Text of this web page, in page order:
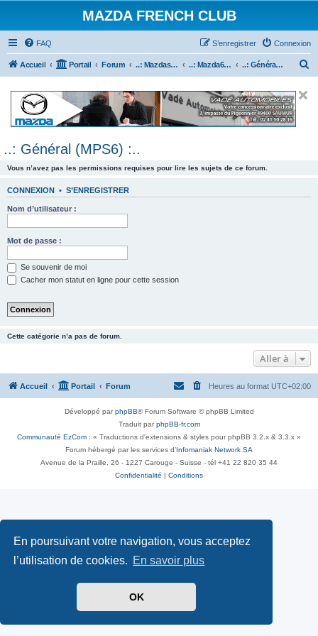
En poursuivant votre navigation, vous acceptez
l’utilisation de cookies. En savoir plus
OK
MAZDA FRENCH CLUB
FAQ Connexion
S’enregistrer
Accueil Portail Forum ..: Mazdaspeed & MPS :.. ..: Mazda6 MPS & Mazdaspeed 6 :.. ..: Général (MPS6) :..
e
..: Général (MPS6) :..
Vous n’avez pas les permissions requises pour lire les sujets de ce forum.
CONNEXION • S’ENREGISTRER
Nom d’utilisateur :
Mot de passe :
Se souvenir de moi
Cacher mon statut en ligne pour cette session
Cette catégorie n’a pas de forum.
Aller à
Accueil Portail Forum Heures au format UTC+02:00
Développé parphpBB® Forum Software © phpBB Limited
Traduit parphpBB-fr.com
Communauté EzCom : « Traductions d'extensions & styles pour phpBB 3.2.x & 3.3.x »
Forum hébergé par les services d’ Infomaniak Network SA
Avenue de la Praille, 26 - 1227 Carouge - Suisse - tél +41 22 820 35 44
Confidentialité
Conditions